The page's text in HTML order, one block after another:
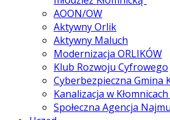
AOON/OW
Aktywny Orlik
Aktywny Maluch
Modernizacja ORLIKÓW
Klub Rozwoju Cyfrowego
Cyberbezpieczna Gmina
Kanalizacja w
Społeczna Agencja Najmu